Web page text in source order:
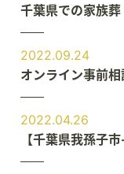
千葉県での家族葬
2022.09.24
オンライン事前相
2022.04.26
【千葉県我孫子